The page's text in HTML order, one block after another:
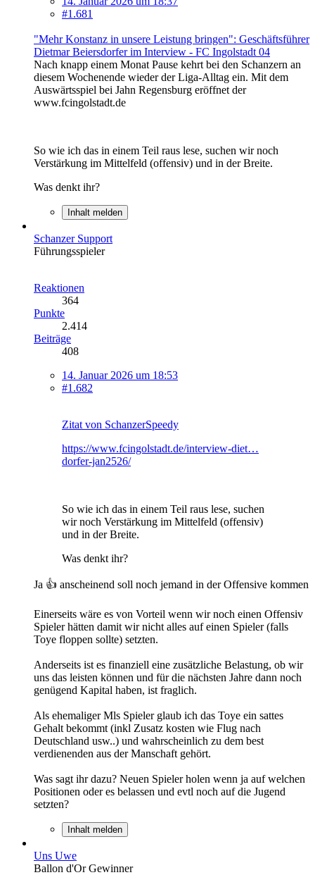
#1.681
"Mehr Konstanz in unsere Leistung bringen": Geschäftsführer
Dietmar Beiersdorfer im Interview - FC Ingolstadt 04
Nach knapp einem Monat Pause kehrt bei den Schanzern an
diesem Wochenende wieder der Liga-Alltag ein. Mit dem
Auswärtsspiel bei Jahn Regensburg eröffnet der
www.fcingolstadt.de
So wie ich das in einem Teil raus lese, suchen wir noch
Verstärkung im Mittelfeld (offensiv) und in der Breite.
Was denkt ihr?
Inhalt melden
Schanzer Support
Führungsspieler
Reaktionen
364
Punkte
2.414
Beiträge
408
14. Januar 2026 um 18:53
#1.682
Zitat von SchanzerSpeedy
https://www.fcingolstadt.de/interview-diet…
dorfer-jan2526/
So wie ich das in einem Teil raus lese, suchen
wir noch Verstärkung im Mittelfeld (offensiv)
und in der Breite.
Was denkt ihr?
Ja 👍 anscheinend soll noch jemand in der Offensive kommen
Einerseits wäre es von Vorteil wenn wir noch einen Offensiv
Spieler hätten damit wir nicht alles auf einen Spieler (falls
Toye floppen sollte) setzten.
Anderseits ist es finanziell eine zusätzliche Belastung, ob wir
uns das leisten können und für die nächsten Jahre dann noch
genügend Kapital haben, ist fraglich.
Als ehemaliger Mls Spieler glaub ich das Toye ein sattes
Gehalt bekommt (inkl Zusatz kosten wie Flug nach
Deutschland usw..) und wahrscheinlich zu dem best
verdienenden aus der Manschaft gehört.
Was sagt ihr dazu? Neuen Spieler holen wenn ja auf welchen
Positionen oder es belassen und evtl noch auf die Jugend
setzten?
Inhalt melden
Uns Uwe
Ballon d'Or Gewinner